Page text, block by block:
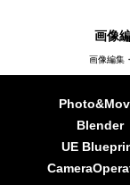
画像
画像編集
Blender
UE